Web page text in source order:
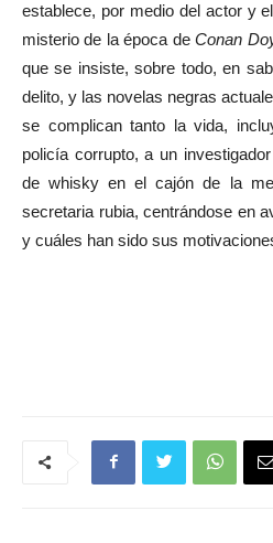
establece, por medio del actor y
misterio de la época deConan
que se insiste, sobre todo, en
delito, y las novelas negras
se complican tanto la vida,
policía corrupto, a un
de whisky en el cajón de la
secretaria rubia, centrándose en
y cuáles han sido sus